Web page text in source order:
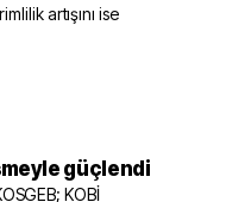
artışını ise
güçlendi
KOBİ